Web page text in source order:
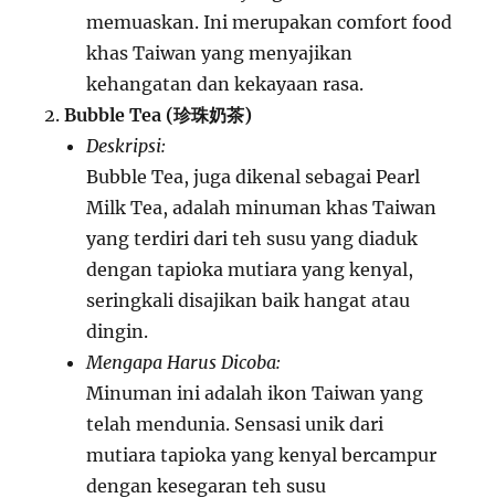
memuaskan. Ini merupakan comfort food
khas Taiwan yang menyajikan
kehangatan dan kekayaan rasa.
Bubble Tea (珍珠奶茶)
Deskripsi:
Bubble Tea, juga dikenal sebagai Pearl
Milk Tea, adalah minuman khas Taiwan
yang terdiri dari teh susu yang diaduk
dengan tapioka mutiara yang kenyal,
seringkali disajikan baik hangat atau
dingin.
Mengapa Harus Dicoba:
Minuman ini adalah ikon Taiwan yang
telah mendunia. Sensasi unik dari
mutiara tapioka yang kenyal bercampur
dengan kesegaran teh susu